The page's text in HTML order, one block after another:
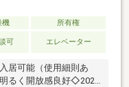
機
所有権
可 エレベーター
居可能（使用細則あ
るく開放感良好◇2025